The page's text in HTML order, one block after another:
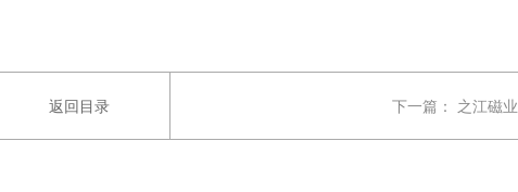
返回目录 下一篇： 之江磁业